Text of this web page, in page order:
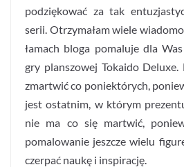
podziękować za tak
serii. Otrzymałam wiele
łamach bloga pomaluje dla
gry planszowej Tokaido
zmartwić co poniektórych,
jest ostatnim, w którym
nie ma co się martwić,
pomalowanie jeszcze wielu
czerpać naukę i inspirację.